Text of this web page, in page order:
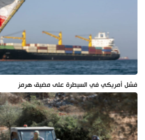
فشل أمريكي في السيطرة على مضيق هرمز